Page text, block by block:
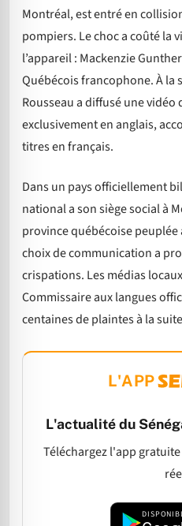
Montréal, est entré en
pompiers. Le choc a coûté la
l’appareil : Mackenzie
Québécois francophone. À la
Rousseau a diffusé une
exclusivement en anglais,
titres en français.
Dans un pays officiellement
national a son siège social à
province québécoise peuplée
choix de communication a
crispations. Les médias
Commissaire aux langues
centaines de plaintes à la
L'APP
L'actualité du
Téléchargez l'app